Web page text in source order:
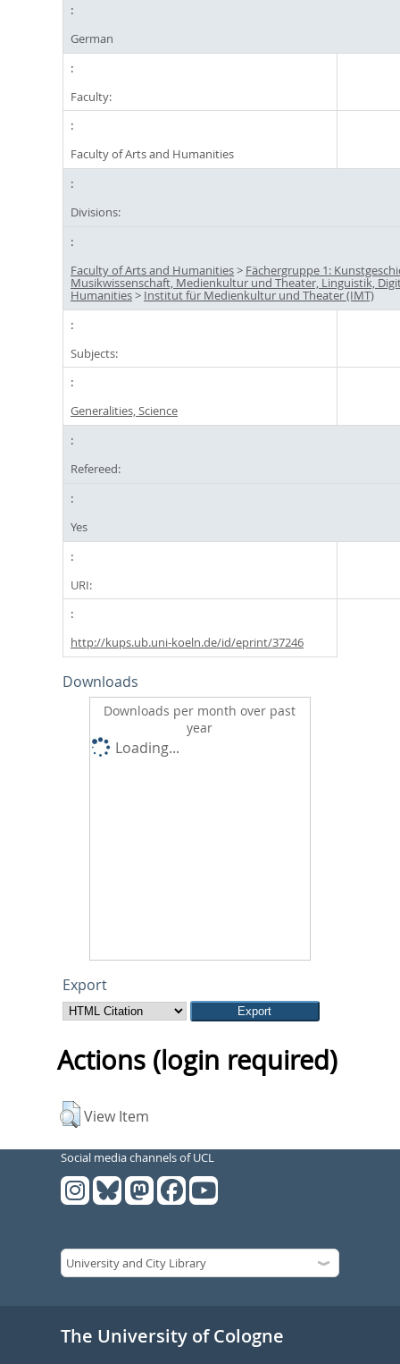
German
Faculty:
Faculty of Arts and Humanities
Divisions:
Faculty of Arts and Humanities> Fächergruppe 1:
Musikwissenschaft, Medienkultur und Theater, Linguistik,
Humanities> Institut für Medienkultur und Theater (IMT)
Subjects:
Generalities, Science
Refereed:
Yes
URI:
http://kups.ub.uni-koeln.de/id/eprint/37246
Downloads
Downloads per month over past
year
Loading...
Export
Actions (login required)
View Item
Social media channels of UCL
The University of Cologne